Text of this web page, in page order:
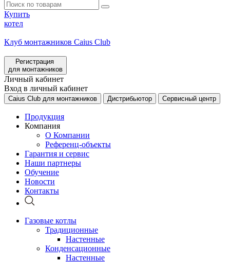
Купить
котел
Клуб монтажников Caius Club
Регистрация
для монтажников
Личный кабинет
Вход в личный кабинет
Caius Club для монтажников Дистрибьютор Сервисный центр
Продукция
Компания
О Компании
Референц-объекты
Гарантия и сервис
Наши партнеры
Обучение
Новости
Контакты
Газовые котлы
Традиционные
Настенные
Конденсационные
Настенные